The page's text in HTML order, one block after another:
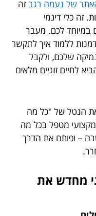
של נעמה רגב זה
זה כלי דינמי
במיוחד לכם. מעבר
ללמוד איך לתקשר
שלכם, ולקבל
לחיים זוגיים מלאים
הנטל של "כל מה
מטפל בכל מה
– ופותח את הדרך
מחדש את